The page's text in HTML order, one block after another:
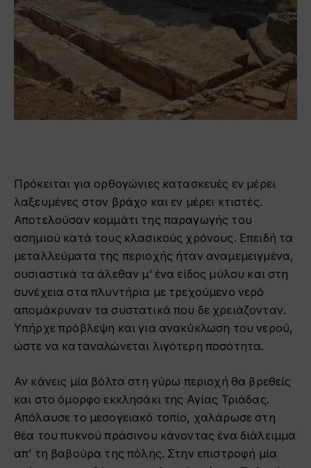
Πρόκειται για ορθογώνιες κατασκευές εν μέρει
λαξευμένες στον βράχο και εν μέρει κτιστές.
Αποτελούσαν κομμάτι της παραγωγής του
ασημιού κατά τους κλασικούς χρόνους. Επειδή τα
μεταλλεύματα της περιοχής ήταν αναμεμειγμένα,
ουσιαστικά τα άλεθαν μ’ ένα είδος μύλου και στη
συνέχεια στα πλυντήρια με τρεχούμενο νερό
απομάκρυναν τα συστατικά που δε χρειάζονταν.
Υπήρχε πρόβλεψη και για ανακύκλωση του νερού,
ώστε να καταναλώνεται λιγότερη ποσότητα.
Αν κάνεις μία βόλτα στη γύρω περιοχή θα βρεθείς
και στο όμορφο εκκλησάκι της Αγίας Τριάδας.
Απόλαυσε το μεσογειακό τοπίο, χαλάρωσε στη
θέα του πυκνού πράσινου κάνοντας ένα διάλειμμα
απ’ τη βαβούρα της πόλης. Στην επιστροφή μία